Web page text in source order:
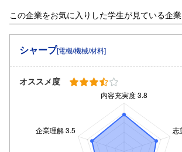
この企業をお気に入りした学生が見ている企業
シャープ[電機/機械/材料]
オススメ度